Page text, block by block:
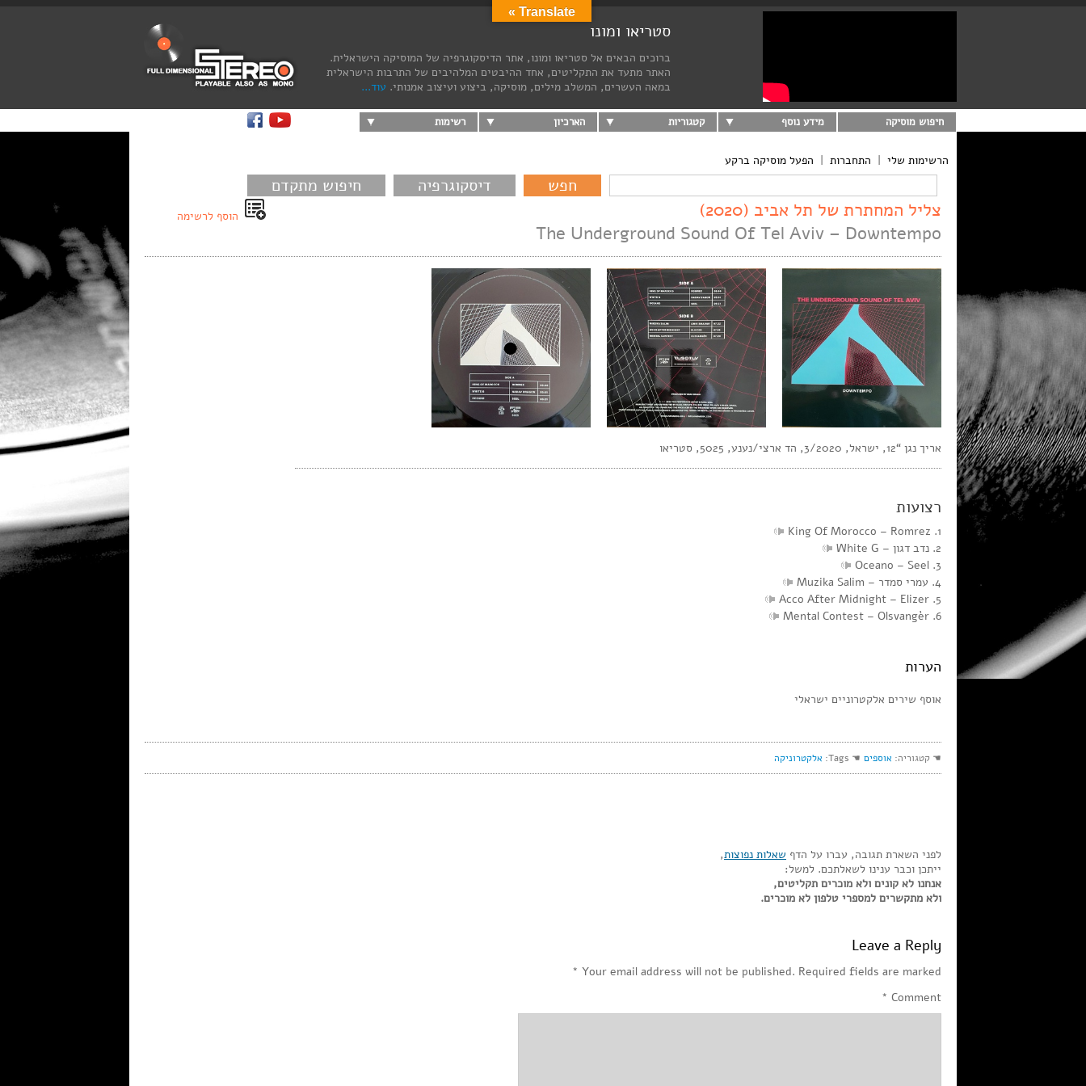
סטריאו ומונו
ברוכים הבאים אל סטריאו ומונו, אתר הדיסקוגרפיה של המוסיקה הישראלית.
האתר מתעד את התקליטים, אחד ההיבטים המלהיבים של התרבות הישראלית
במאה העשרים, המשלב מילים, מוסיקה, ביצוע ועיצוב אמנותי. עוד...
חיפוש מוסיקה מידע נוסף קטגוריות הארכיון רשימות
הרשימות שלי | התחברות | הפעל מוסיקה ברקע
דיסקוגרפיה חיפוש מתקדם
הוסף לרשימה
צליל המחתרת של תל אביב (2020)
The Underground Sound Of Tel Aviv – Downtempo
אריך נגן “12, ישראל, 3/2020, הד ארצי/נענע, 5025, סטריאו
רצועות
1. Romrez‏ – King Of Morocco
2. נדב דגון‏ – White G
3. Seel‏ – Oceano
4. עמרי סמדר‏ – Muzika Salim
5. Elizer‏ – Acco After Midnight
6. Olsvangèr‏ – Mental Contest
הערות
אוסף שירים אלקטרוניים ישראלי
☚ קטגוריה: אוספים ☚ Tags: אלקטרוניקה
לפני השארת תגובה, עברו על הדף שאלות נפוצות,
ייתכן וכבר ענינו לשאלתכם. למשל:
אנחנו לא קונים ולא מוכרים תקליטים,
ולא מתקשרים למספרי טלפון לא מוכרים.
Leave a Reply
Your email address will not be published. Required fields are marked
*
Comment
*
Translate »